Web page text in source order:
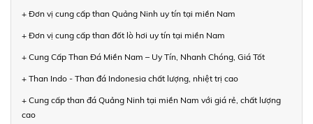
+ Đơn vị cung cấp than Quảng Ninh uy tín tại miền Nam
+ Đơn vị cung cấp than đốt lò hơi uy tín tại miền Nam
+ Cung Cấp Than Đá Miền Nam – Uy Tín, Nhanh Chóng, Giá Tốt
+ Than Indo - Than đá Indonesia chất lượng, nhiệt trị cao
+ Cung cấp than đá Quảng Ninh tại miền Nam với giá rẻ, chất lượng
cao